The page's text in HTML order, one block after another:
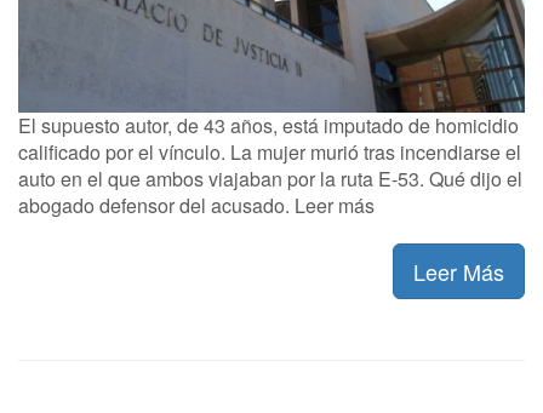
El supuesto autor, de 43 años, está imputado de homicidio
calificado por el vínculo. La mujer murió tras incendiarse el
auto en el que ambos viajaban por la ruta E-53. Qué dijo el
abogado defensor del acusado. Leer más
Leer Más